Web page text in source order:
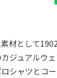
材として
ジュアルウェ
シャツとコ